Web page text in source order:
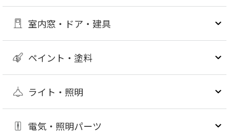
室内窓・ドア・建具
ペイント・塗料
ライト・照明
電気・照明パーツ